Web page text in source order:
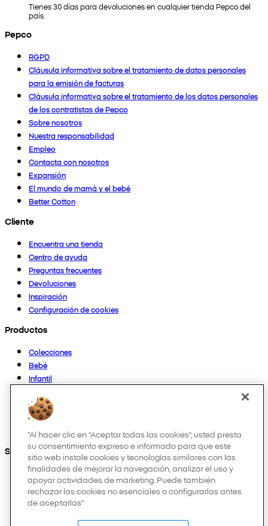
Tienes 30 días para devoluciones en cualquier tienda Pepco del
país.
Pepco
RGPD
Cláusula informativa sobre el tratamiento de datos personales
para la emisión de facturas
Cláusula informativa sobre el tratamiento de los datos personales
de los contratistas de Pepco
Sobre nosotros
Nuestra responsabilidad
Empleo
Contacta con nosotros
Expansión
El mundo de mamá y el bebé
Better Cotton
Cliente
Encuentra una tienda
Centro de ayuda
Preguntas frecuentes
Devoluciones
Inspiración
Configuración de cookies
Productos
Colecciones
Bebé
Infantil
Mujer
Hombre
Otros
Síguenos en:
"Al hacer clic en “Aceptar todas las cookies”, usted presta
su consentimiento expreso e informado para que este
sitio web instale cookies y tecnologías similares con las
finalidades de mejorar la navegación, analizar el uso y
apoyar actividades de marketing. Puede también
rechazar las cookies no esenciales o configurarlas antes
de aceptarlas"